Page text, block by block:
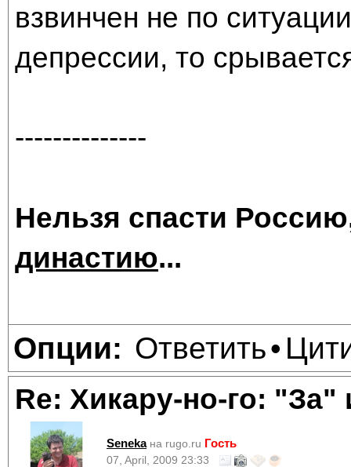
взвинчен не по
депрессии, то
--------------
Нельзя спасти
династию...
Опции: Ответить•
Re: Хикару-но-го:
Seneka на rugo.ru Гость
07, April, 2009 23:33